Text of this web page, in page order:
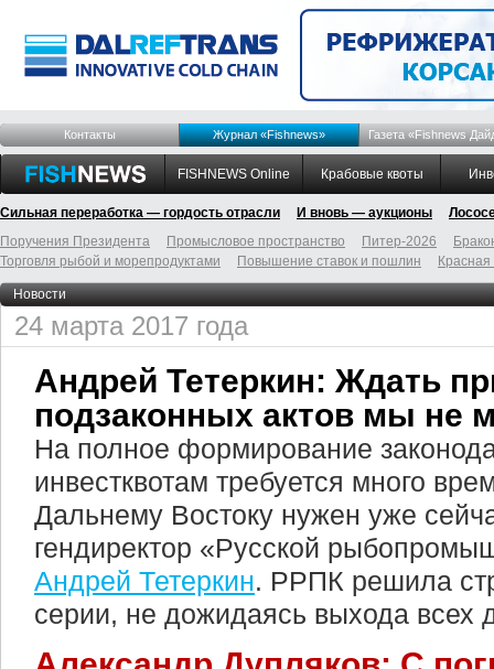
Контакты Журнал «Fishnews» Газета «Fishnews
FISHNEWS Online Крабовые квоты
Сильная переработка — гордость отрасли И вновь — аукционы
Поручения Президента
Промысловое пространство Питер-2026
Торговля рыбой и морепродуктами
Повышение ставок и пошлин
Новости
24 марта 2017 года
Андрей Тетеркин: Ждать
подзаконных актов мы не
На полное формирование
инвестквотам требуется много
Дальнему Востоку нужен уже
гендиректор «Русской
Андрей Тетеркин. РРПК решила
серии, не дожидаясь выхода всех